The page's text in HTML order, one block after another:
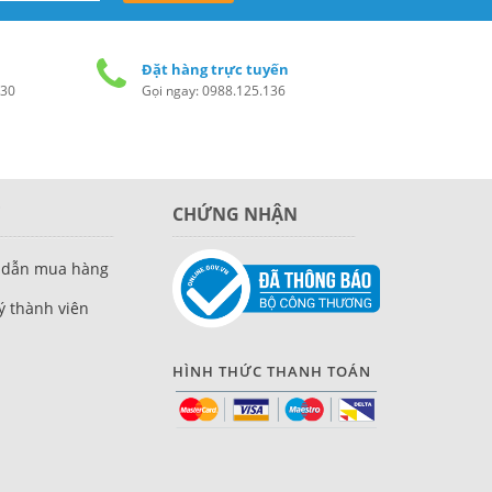
Đặt hàng trực tuyến
Gọi ngay: 0988.125.136
mua hàng
thành viên
CHỨNG NHẬN
HÌNH THỨC THANH TOÁN